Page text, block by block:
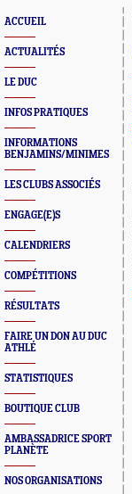
ACCUEIL
ACTUALITÉS
LE DUC
INFOS PRATIQUES
INFORMATIONS
BENJAMINS/MINIMES
LES CLUBS ASSOCIÉS
ENGAGE(E)S
CALENDRIERS
COMPÉTITIONS
RÉSULTATS
FAIRE UN DON AU DUC
ATHLÉ
STATISTIQUES
BOUTIQUE CLUB
AMBASSADRICE SPORT
PLANÈTE
NOS ORGANISATIONS